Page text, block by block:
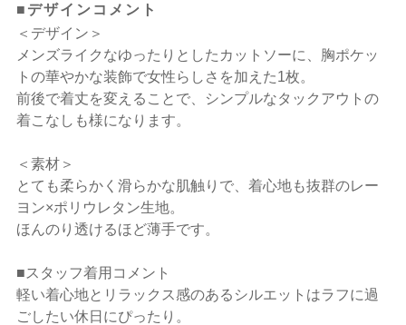
■デザインコメント
＜デザイン＞
メンズライクなゆったりとしたカットソーに、胸ポケッ
トの華やかな装飾で女性らしさを加えた1枚。
前後で着丈を変えることで、シンプルなタックアウトの
着こなしも様になります。
＜素材＞
とても柔らかく滑らかな肌触りで、着心地も抜群のレー
ヨン×ポリウレタン生地。
ほんのり透けるほど薄手です。
■スタッフ着用コメント
軽い着心地とリラックス感のあるシルエットはラフに過
ごしたい休日にぴったり。